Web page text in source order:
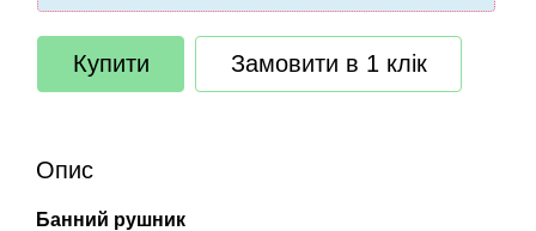
Купити Замовити в 1 клік
Опис
Банний рушник